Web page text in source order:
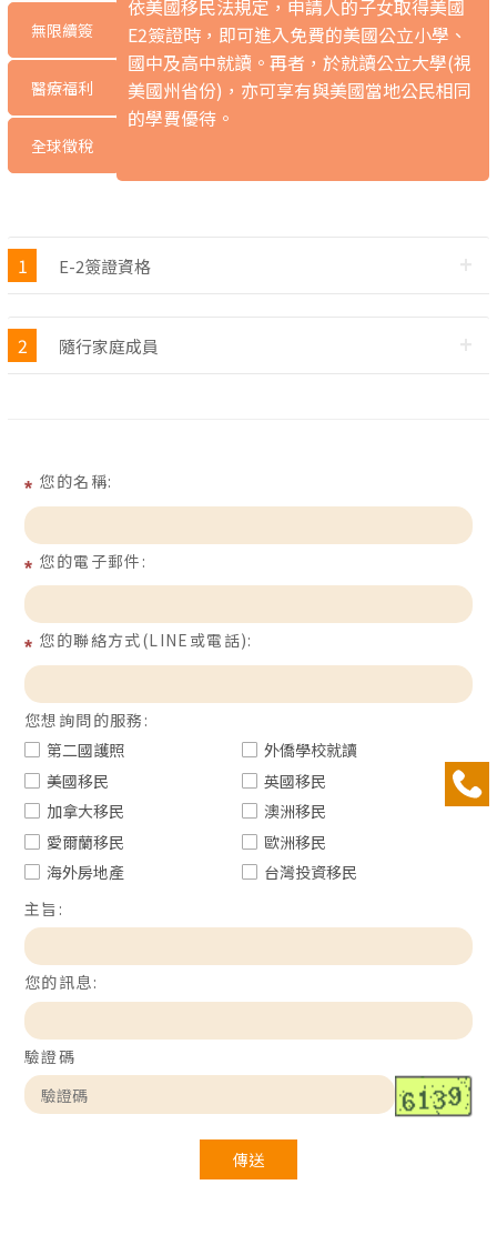
無限續簽
醫療福利
全球徵稅
依美國移民法規定，申請人的子女取得美國
E2簽證時，即可進入免費的美國公立小學、
國中及高中就讀。再者，於就讀公立大學(視
美國州省份)，亦可享有與美國當地公民相同
的學費優待。
1 E-2簽證資格
2 隨行家庭成員
您的名稱:
您的電子郵件:
您的聯絡方式(LINE或電話):
您想詢問的服務:
第二國護照
外僑學校就讀
美國移民
英國移民
加拿大移民
澳洲移民
愛爾蘭移民
歐洲移民
海外房地產
台灣投資移民
主旨:
您的訊息:
驗證碼
傳送